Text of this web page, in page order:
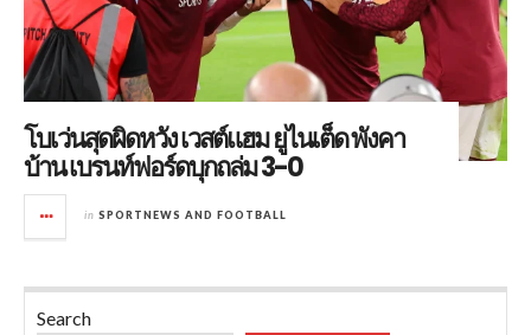
โบเว่นสุดผิดหวัง เวสต์แฮม ยูไนเต็ด พังคา
บ้าน เบรนท์ฟอร์ดบุกถล่ม 3-0
in SPORTNEWS AND FOOTBALL
Search